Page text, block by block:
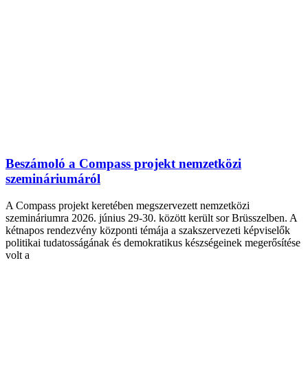
Beszámoló a Compass projekt nemzetközi
szemináriumáról
A Compass projekt keretében megszervezett nemzetközi
szemináriumra 2026. június 29-30. között került sor Brüsszelben. A
kétnapos rendezvény központi témája a szakszervezeti képviselők
politikai tudatosságának és demokratikus készségeinek megerősítése
volt a